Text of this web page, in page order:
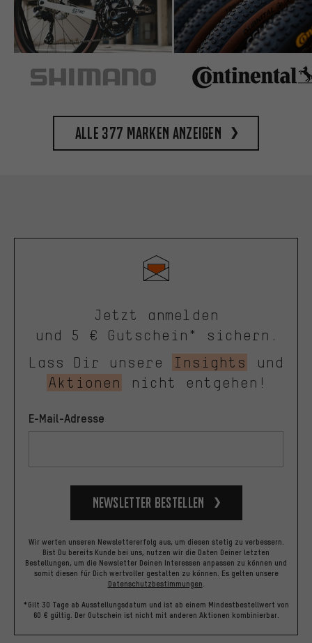
Alle 377 Marken anzeigen
Jetzt anmelden
und 5 € Gutschein* sichern.
Lass Dir unsere
Insights
und
Aktionen
nicht entgehen!
E-Mail-Adresse
Newsletter bestellen
Wir werten unseren Newslettererfolg aus, um diesen stetig zu verbessern.
Bist Du bereits Kunde bei uns, nutzen wir die Daten Deiner letzten
Bestellungen, um die Newsletter Deinen Interessen anpassen zu können und
somit diesen für Dich wertvoller gestalten zu können. Es gelten unsere
Datenschutzbestimmungen.
*Gilt 30 Tage ab Ausstellungsdatum und ist ab einem Mindestbestellwert von
60 € gültig. Der Gutschein ist nicht mit anderen Aktionen kombinierbar.